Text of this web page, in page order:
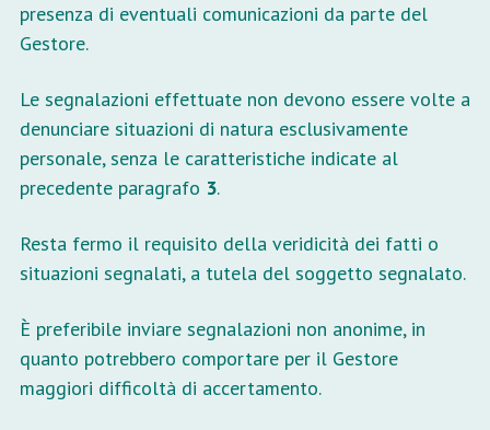
presenza di eventuali comunicazioni da parte del
Gestore.
Le segnalazioni effettuate non devono essere volte a
denunciare situazioni di natura esclusivamente
personale, senza le caratteristiche indicate al
precedente paragrafo 3.
Resta fermo il requisito della veridicità dei fatti o
situazioni segnalati, a tutela del soggetto segnalato.
È preferibile inviare segnalazioni non anonime, in
quanto potrebbero comportare per il Gestore
maggiori difficoltà di accertamento.